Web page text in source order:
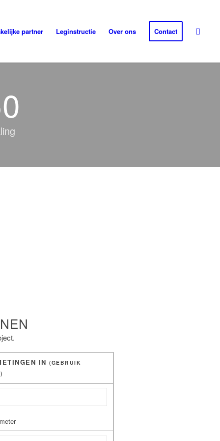
partner Leginstructie Over ons Contact
IN (GEBRUIK